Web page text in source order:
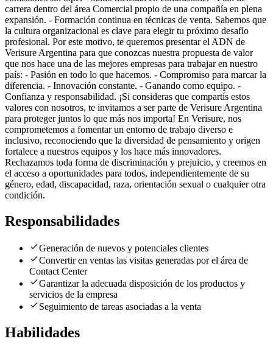
carrera dentro del área Comercial propio de una compañía en plena
expansión. - Formación continua en técnicas de venta. Sabemos que
la cultura organizacional es clave para elegir tu próximo desafío
profesional. Por este motivo, te queremos presentar el ADN de
Verisure Argentina para que conozcas nuestra propuesta de valor
que nos hace una de las mejores empresas para trabajar en nuestro
país: - Pasión en todo lo que hacemos. - Compromiso para marcar la
diferencia. - Innovación constante. - Ganando como equipo. -
Confianza y responsabilidad. ¡Si consideras que compartís estos
valores con nosotros, te invitamos a ser parte de Verisure Argentina
para proteger juntos lo que más nos importa! En Verisure, nos
comprometemos a fomentar un entorno de trabajo diverso e
inclusivo, reconociendo que la diversidad de pensamiento y origen
fortalece a nuestros equipos y los hace más innovadores.
Rechazamos toda forma de discriminación y prejuicio, y creemos en
el acceso a oportunidades para todos, independientemente de su
género, edad, discapacidad, raza, orientación sexual o cualquier otra
condición.
Responsabilidades
Generación de nuevos y potenciales clientes
Convertir en ventas las visitas generadas por el área de
Contact Center
Garantizar la adecuada disposición de los productos y
servicios de la empresa
Seguimiento de tareas asociadas a la venta
Habilidades